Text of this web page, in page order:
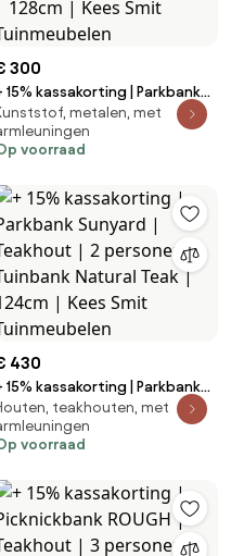
300
15% kassakorting | Parkbank
| Aluminium/Polywood |
personen | Tuinbank Grijs |
| Kees Smit Tuinmeubelen
metalen, met
voorraad
430
15% kassakorting | Parkbank
| Teakhout | 2 personen
Tuinbank Natural Teak | 124cm |
Smit Tuinmeubelen
teakhouten, met
voorraad